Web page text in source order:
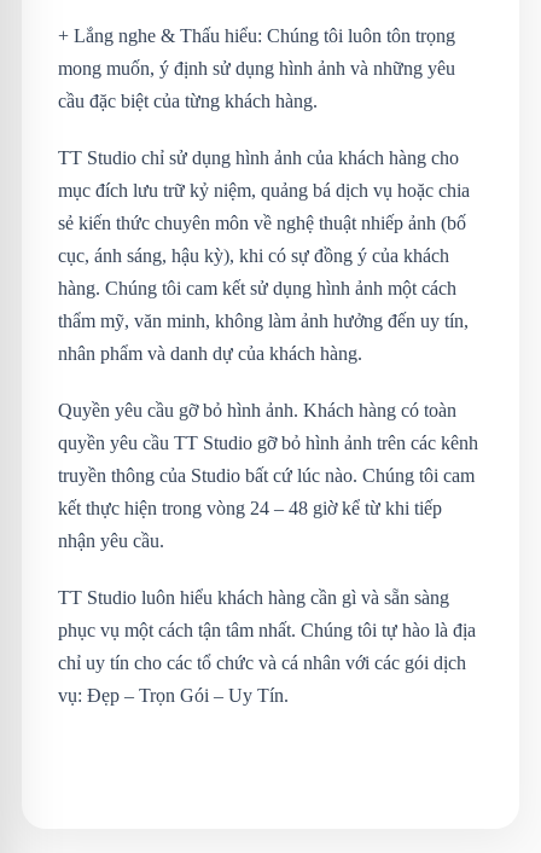
+ Lắng nghe & Thấu hiểu: Chúng tôi luôn tôn trọng
mong muốn, ý định sử dụng hình ảnh và những yêu
cầu đặc biệt của từng khách hàng.
TT Studio chỉ sử dụng hình ảnh của khách hàng cho
mục đích lưu trữ kỷ niệm, quảng bá dịch vụ hoặc chia
sẻ kiến thức chuyên môn về nghệ thuật nhiếp ảnh (bố
cục, ánh sáng, hậu kỳ), khi có sự đồng ý của khách
hàng. Chúng tôi cam kết sử dụng hình ảnh một cách
thẩm mỹ, văn minh, không làm ảnh hưởng đến uy tín,
nhân phẩm và danh dự của khách hàng.
Quyền yêu cầu gỡ bỏ hình ảnh. Khách hàng có toàn
quyền yêu cầu TT Studio gỡ bỏ hình ảnh trên các kênh
truyền thông của Studio bất cứ lúc nào. Chúng tôi cam
kết thực hiện trong vòng 24 – 48 giờ kể từ khi tiếp
nhận yêu cầu.
TT Studio luôn hiểu khách hàng cần gì và sẵn sàng
phục vụ một cách tận tâm nhất. Chúng tôi tự hào là địa
chỉ uy tín cho các tổ chức và cá nhân với các gói dịch
vụ: Đẹp – Trọn Gói – Uy Tín.